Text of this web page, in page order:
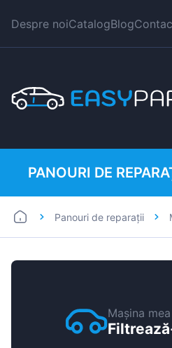
Despre noiCatalogBlog
PANOURI DE
Autoutilitare
Panouri de reparații
Mașina mea